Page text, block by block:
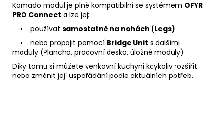
Kamado modul je plně kompatibilní se systémem OFYR
PRO Connect a lze jej:
• používat samostatně na nohách (Legs)
• nebo propojit pomocí Bridge Unit s dalšími
moduly (Plancha, pracovní deska, úložné moduly)
Díky tomu si můžete venkovní kuchyni kdykoliv rozšířit
nebo změnit její uspořádání podle aktuálních potřeb.